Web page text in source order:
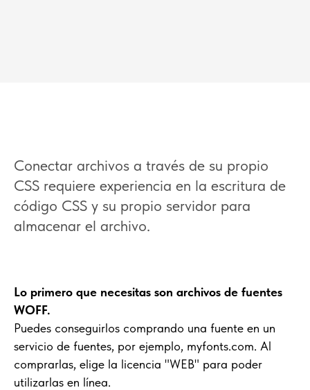
Conectar archivos a través de su propio
CSS requiere experiencia en la escritura de
código CSS y su propio servidor para
almacenar el archivo.
Lo primero que necesitas son archivos de fuentes
WOFF.
Puedes conseguirlos comprando una fuente en un
servicio de fuentes, por ejemplo, myfonts.com. Al
comprarlas, elige la licencia "WEB" para poder
utilizarlas en línea.